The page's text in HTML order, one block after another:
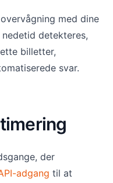
med dine
detekteres,
billetter,
svar.
der
adgang til at